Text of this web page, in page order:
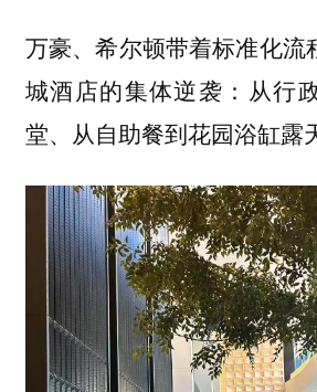
万豪、希尔顿带着标准化流
城酒店的集体逆袭：从行
堂、从自助餐到花园浴缸露